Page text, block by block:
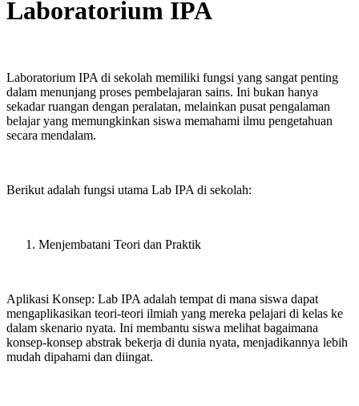
Laboratorium IPA
Laboratorium IPA di sekolah memiliki fungsi yang sangat penting
dalam menunjang proses pembelajaran sains. Ini bukan hanya
sekadar ruangan dengan peralatan, melainkan pusat pengalaman
belajar yang memungkinkan siswa memahami ilmu pengetahuan
secara mendalam.
Berikut adalah fungsi utama Lab IPA di sekolah:
Menjembatani Teori dan Praktik
Aplikasi Konsep: Lab IPA adalah tempat di mana siswa dapat
mengaplikasikan teori-teori ilmiah yang mereka pelajari di kelas ke
dalam skenario nyata. Ini membantu siswa melihat bagaimana
konsep-konsep abstrak bekerja di dunia nyata, menjadikannya lebih
mudah dipahami dan diingat.